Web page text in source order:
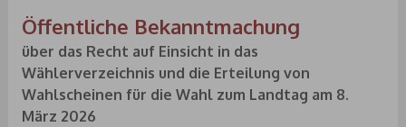
Öffentliche Bekanntmachung
über das Recht auf Einsicht in das
Wählerverzeichnis und die Erteilung von
Wahlscheinen für die Wahl zum Landtag am 8.
März 2026